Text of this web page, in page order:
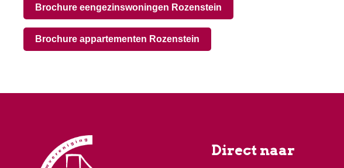
Brochure eengezinswoningen Rozenstein
Brochure appartementen Rozenstein
Direct naar